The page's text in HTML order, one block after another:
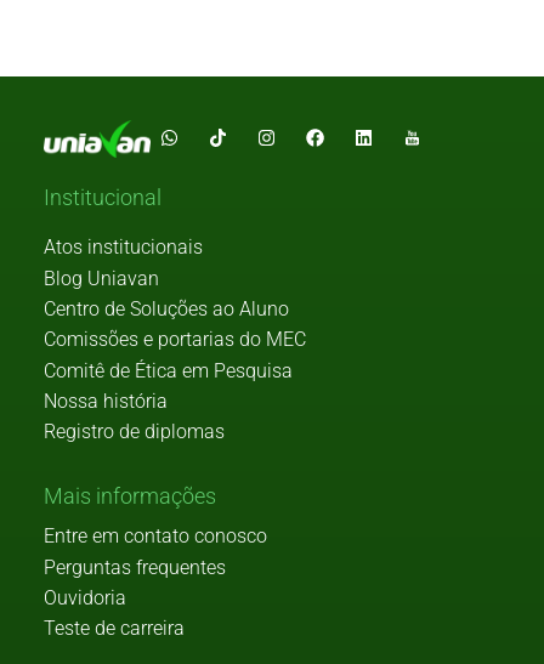
Institucional
Atos institucionais
Blog Uniavan
Centro de Soluções ao Aluno
Comissões e portarias do MEC
Comitê de Ética em Pesquisa
Nossa história
Registro de diplomas
Mais informações
Entre em contato conosco
Perguntas frequentes
Ouvidoria
Teste de carreira